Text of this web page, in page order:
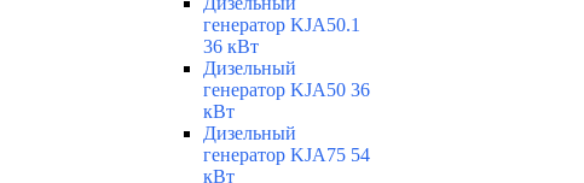
генератор KJA50.1
36 кВт
Дизельный
генератор KJA50 36
кВт
Дизельный
генератор KJA75 54
кВт